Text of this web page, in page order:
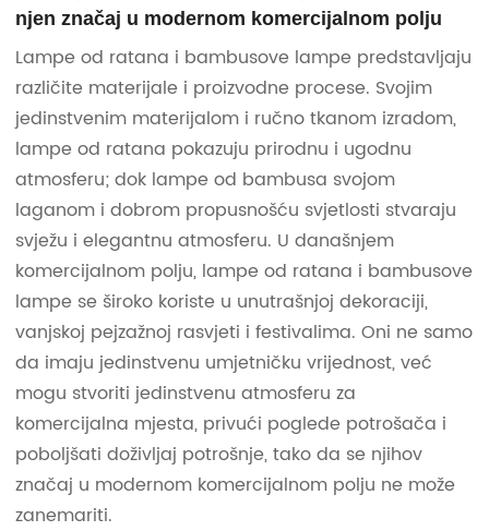
njen značaj u modernom komercijalnom polju
Lampe od ratana i bambusove lampe predstavljaju
različite materijale i proizvodne procese. Svojim
jedinstvenim materijalom i ručno tkanom izradom,
lampe od ratana pokazuju prirodnu i ugodnu
atmosferu; dok lampe od bambusa svojom
laganom i dobrom propusnošću svjetlosti stvaraju
svježu i elegantnu atmosferu. U današnjem
komercijalnom polju, lampe od ratana i bambusove
lampe se široko koriste u unutrašnjoj dekoraciji,
vanjskoj pejzažnoj rasvjeti i festivalima. Oni ne samo
da imaju jedinstvenu umjetničku vrijednost, već
mogu stvoriti jedinstvenu atmosferu za
komercijalna mjesta, privući poglede potrošača i
poboljšati doživljaj potrošnje, tako da se njihov
značaj u modernom komercijalnom polju ne može
zanemariti.